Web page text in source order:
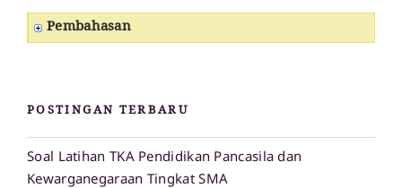
Pembahasan
POSTINGAN TERBARU
Soal Latihan TKA Pendidikan Pancasila dan
Kewarganegaraan Tingkat SMA